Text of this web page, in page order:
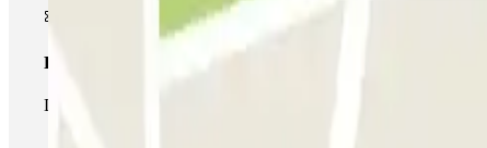
Pase multiparking
Durante tu estancia podrás hacer uso de toda la red de parkings